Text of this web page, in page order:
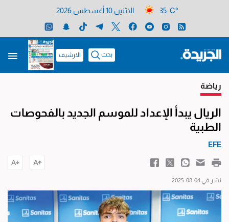
35 C° الاثنين 10 أغسطس 2026
بحث الارشيف
رياضة
الريال يبدأ الإعداد للموسم الجديد بالفحوصات
الطبية
EFE
نشر في 04-08-2025